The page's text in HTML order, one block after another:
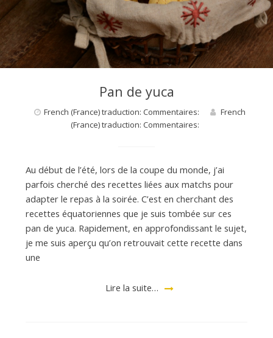
Pan de yuca
French (France) traduction: Commentaires:
French
(France) traduction: Commentaires:
Au début de l’été, lors de la coupe du monde, j’ai
parfois cherché des recettes liées aux matchs pour
adapter le repas à la soirée. C’est en cherchant des
recettes équatoriennes que je suis tombée sur ces
pan de yuca. Rapidement, en approfondissant le sujet,
je me suis aperçu qu’on retrouvait cette recette dans
une
Lire la suite…